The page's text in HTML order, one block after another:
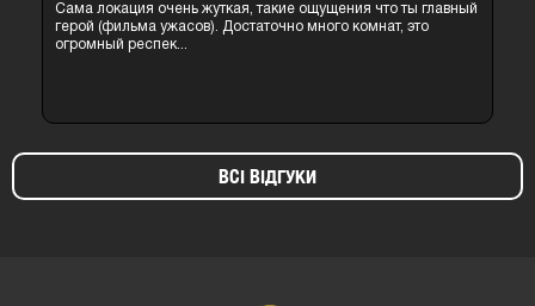
Сама локация очень жуткая, такие ощущения что ты главный
герой (фильма ужасов). Достаточно много комнат, это
огромный респек...
ВСІ ВІДГУКИ